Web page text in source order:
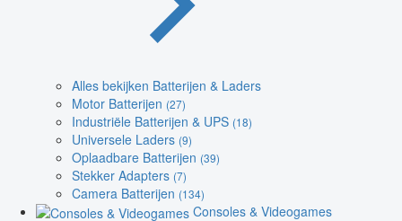
Alles bekijken Batterijen & Laders
Motor Batterijen (27)
Industriële Batterijen & UPS (18)
Universele Laders (9)
Oplaadbare Batterijen (39)
Stekker Adapters (7)
Camera Batterijen (134)
Consoles & Videogames